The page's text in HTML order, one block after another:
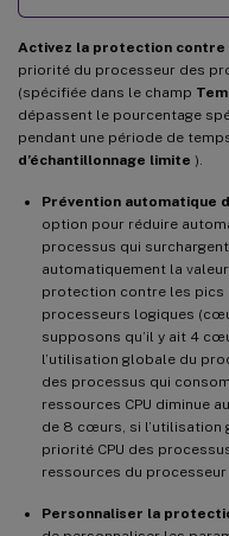
Activez la protection contre
priorité du processeur des
(spécifiée dans le champ
dépassent le pourcentage
pendant une période de
d’échantillonnage limite ).
Prévention automatique
option pour réduire
processus qui
automatiquement la
protection contre les pics
processeurs logiques
supposons qu’il y ait 4
l’utilisation globale du
des processus qui
ressources CPU diminue
de 8 cœurs, si l’utilisation
priorité CPU des
ressources du
Personnaliser la